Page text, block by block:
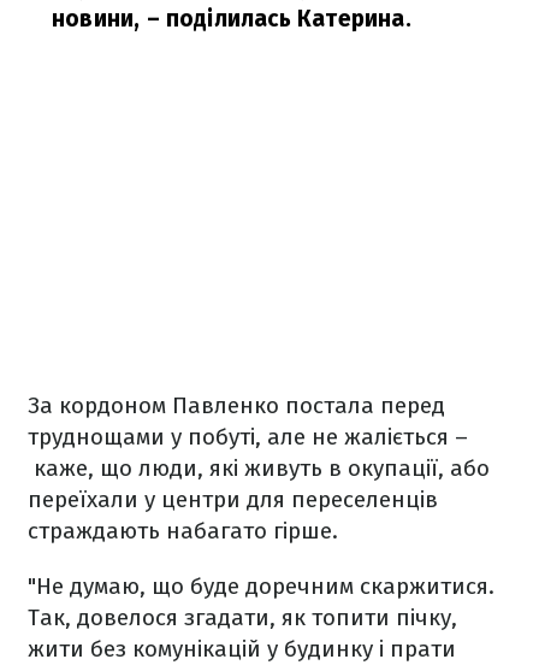
новини, – поділилась Катерина.
За кордоном Павленко постала перед
труднощами у побуті, але не жаліється –
каже, що люди, які живуть в окупації, або
переїхали у центри для переселенців
страждають набагато гірше.
"Не думаю, що буде доречним скаржитися.
Так, довелося згадати, як топити пічку,
жити без комунікацій у будинку і прати